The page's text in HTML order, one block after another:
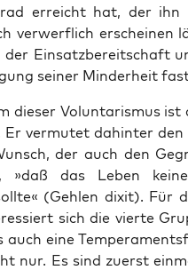
erreicht hat, der ihn
ver­werf­lich erschei­nen
Ein­satz­be­reit­schaft
sei­ner Min­der­heit
die­ser Vol­un­t­a­ris­mus ist
Er ver­mu­tet dahin­ter
der auch den
»daß das Leben
(Geh­len dixit). Für
sich die vier­te
auch eine
nur. Es sind zuerst